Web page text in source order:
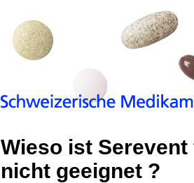
Wieso ist
nicht geeignet ?